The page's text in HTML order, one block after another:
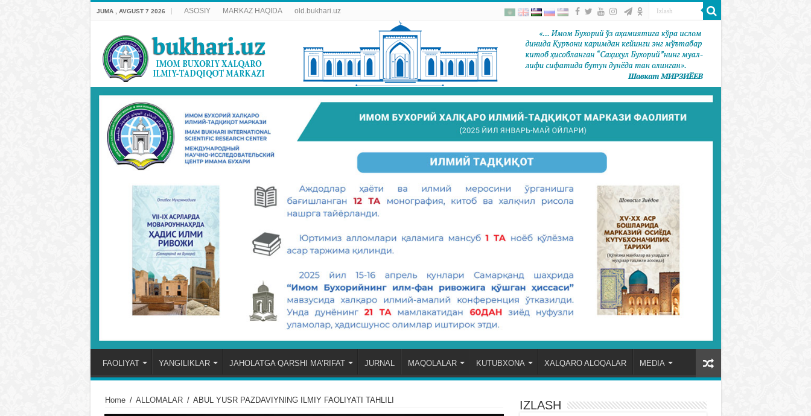
JUMA , AVGUST 7 2026 ASOSIY MARKAZ HAQIDA old.bukhari.uz
FAOLIYAT YANGILIKLAR JAHOLATGA QARSHI MA’RIFAT JURNAL MAQOLALAR KUTUBXONA XALQARO ALOQALAR MEDIA
Home / ALLOMALAR / ABUL YUSR PAZDAVIYNING ILMIY FAOLIYATI TAHLILI IZLASH